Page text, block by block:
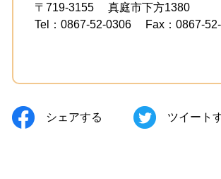
〒719-3155
真庭市下方1380
Tel：0867-52-0306
Fax：0867-
シェアする ツイート